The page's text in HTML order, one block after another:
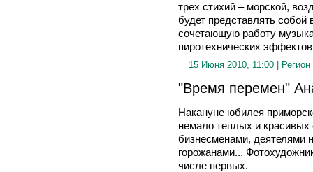
трех стихий – морской,
будет представлять
сочетающую работу
пиротехнических
15 Июня 2010, 11:00 | Регион
"Время перемен"
Накануне юбилея
немало теплых и красивых
бизнесменами, деятелями
горожанами...
числе первых.